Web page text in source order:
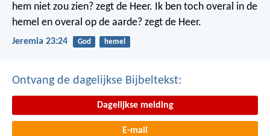
hem niet zou zien? zegt de Heer. Ik ben toch overal in de
hemel en overal op de aarde? zegt de Heer.
Jeremia 23:24 God hemel
Ontvang de dagelijkse Bijbeltekst:
Dagelijkse melding
E-mail